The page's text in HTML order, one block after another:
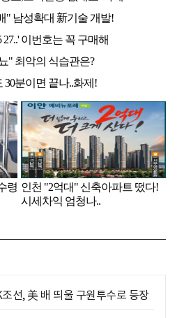
선, 美 배 띄울 구원투수로 등장